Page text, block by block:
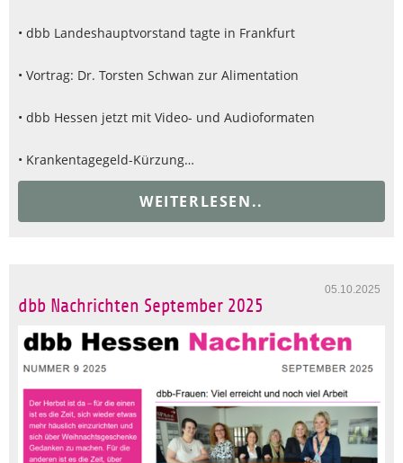
• dbb Landeshauptvorstand tagte in Frankfurt
• Vortrag: Dr. Torsten Schwan zur Alimentation
• dbb Hessen jetzt mit Video- und Audioformaten
• Krankentagegeld-Kürzung…
WEITERLESEN..
05.10.2025
dbb Nachrichten September 2025